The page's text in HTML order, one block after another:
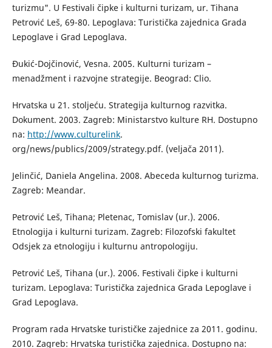
turizmu". U Festivali čipke i kulturni turizam, ur. Tihana
Petrović Leš, 69-80. Lepoglava: Turistička zajednica Grada
Lepoglave i Grad Lepoglava.
Đukić-Dojčinović, Vesna. 2005. Kulturni turizam –
menadžment i razvojne strategije. Beograd: Clio.
Hrvatska u 21. stoljeću. Strategija kulturnog razvitka.
Dokument. 2003. Zagreb: Ministarstvo kulture RH. Dostupno
na: http://www.culturelink.
org/news/publics/2009/strategy.pdf. (veljača 2011).
Jelinčić, Daniela Angelina. 2008. Abeceda kulturnog turizma.
Zagreb: Meandar.
Petrović Leš, Tihana; Pletenac, Tomislav (ur.). 2006.
Etnologija i kulturni turizam. Zagreb: Filozofski fakultet
Odsjek za etnologiju i kulturnu antropologiju.
Petrović Leš, Tihana (ur.). 2006. Festivali čipke i kulturni
turizam. Lepoglava: Turistička zajednica Grada Lepoglave i
Grad Lepoglava.
Program rada Hrvatske turističke zajednice za 2011. godinu.
2010. Zagreb: Hrvatska turistička zajednica. Dostupno na: